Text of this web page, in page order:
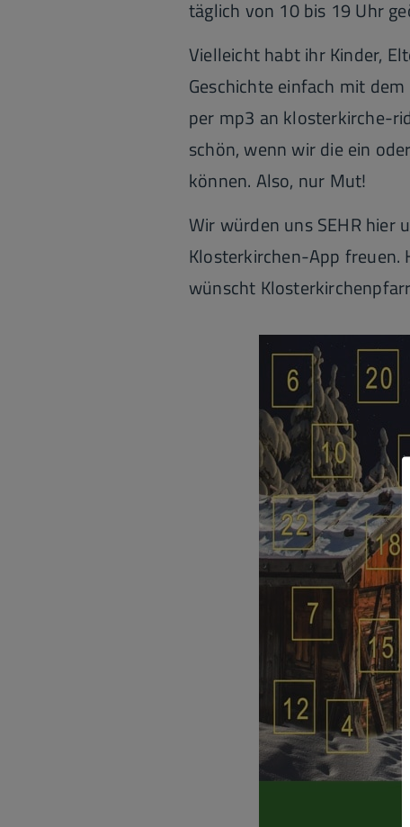
täglich von 10 bis 19 Uhr
Vielleicht habt ihr Kinder,
Geschichte einfach mit
per mp3 an klosterkirche-
schön, wenn wir die ein
können. Also, nur Mut!
Wir würden uns SEHR hier
Klosterkirchen-App freuen.
wünscht